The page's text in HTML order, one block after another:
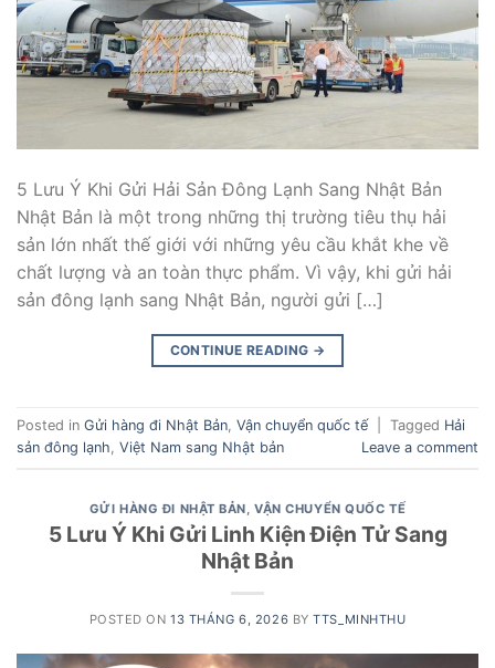
5 Lưu Ý Khi Gửi Hải Sản Đông Lạnh Sang Nhật Bản
Nhật Bản là một trong những thị trường tiêu thụ hải
sản lớn nhất thế giới với những yêu cầu khắt khe về
chất lượng và an toàn thực phẩm. Vì vậy, khi gửi hải
sản đông lạnh sang Nhật Bản, người gửi […]
CONTINUE READING →
Posted in Gửi hàng đi Nhật Bản, Vận chuyển quốc tế Tagged Hải
sản đông lạnh, Việt Nam sang Nhật bản Leave a comment
GỬI HÀNG ĐI NHẬT BẢN ,VẬN CHUYỂN QUỐC TẾ
5 Lưu Ý Khi Gửi Linh Kiện Điện Tử Sang
Nhật Bản
POSTED ON13 THÁNG 6, 2026 BYTTS_MINHTHU